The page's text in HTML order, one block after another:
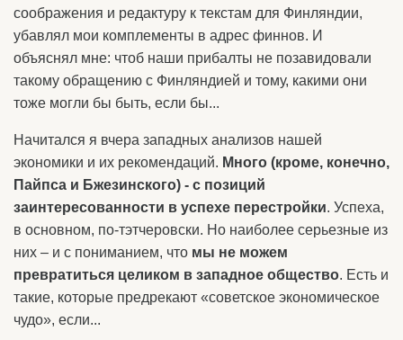
соображения и редактуру к текстам для Финляндии,
убавлял мои комплементы в адрес финнов. И
объяснял мне: чтоб наши прибалты не позавидовали
такому обращению с Финляндией и тому, какими они
тоже могли бы быть, если бы...
Начитался я вчера западных анализов нашей
экономики и их рекомендаций. Много (кроме, конечно,
Пайпса и Бжезинского) - с позиций
заинтересованности в успехе перестройки. Успеха,
в основном, по-тэтчеровски. Но наиболее серьезные из
них – и с пониманием, что мы не можем
превратиться целиком в западное общество. Есть и
такие, которые предрекают «советское экономическое
чудо», если...